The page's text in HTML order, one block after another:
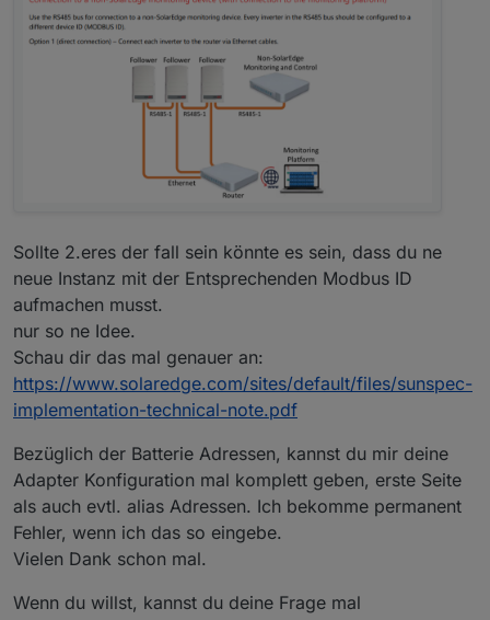
Sollte 2.eres der fall sein könnte es sein, dass du ne
neue Instanz mit der Entsprechenden Modbus ID
aufmachen musst.
nur so ne Idee.
Schau dir das mal genauer an:
https://www.solaredge.com/sites/default/files/sunspec-
implementation-technical-note.pdf
Bezüglich der Batterie Adressen, kannst du mir deine
Adapter Konfiguration mal komplett geben, erste Seite
als auch evtl. alias Adressen. Ich bekomme permanent
Fehler, wenn ich das so eingebe.
Vielen Dank schon mal.
Wenn du willst, kannst du deine Frage mal